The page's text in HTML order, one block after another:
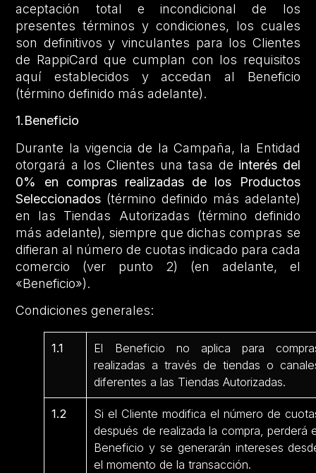
aceptación total e incondicional de los
presentes términos y condiciones, los cuales
son definitivos y vinculantes para los Clientes
de RappiCard que cumplan con los requisitos
aquí establecidos y accedan al Beneficio
(término definido más adelante).
1.Beneficio
Durante la vigencia de la Campaña, la Entidad
otorgará a los Clientes una tasa de interés del
0% en compras realizadas de los Productos
Seleccionados (término definido más adelante)
en las Tiendas Autorizadas (término definido
más adelante), siempre que dichas compras se
difieran al número de cuotas indicado para cada
comercio (ver punto 2) (en adelante, el
«Beneficio»).
Condiciones generales:
1.1
El Beneficio no aplica para
realizadas a través de tiendas o
diferentes a las Tiendas Autorizadas.
1.2
Si el Cliente modifica el número de
después de realizada la compra, perderá
Beneficio y se generarán intereses
el momento de la transacción.